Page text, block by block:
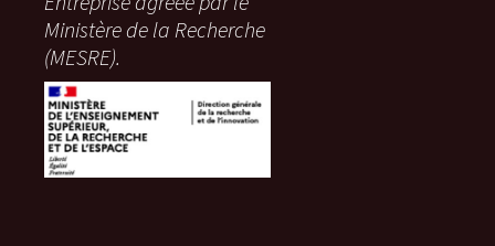
Ministère de la Recherche
(MESRE).